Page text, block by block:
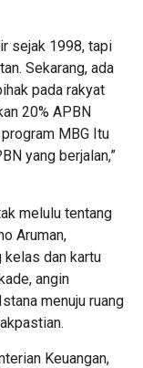
sejak 1998, tapi
Sekarang, ada
pada rakyat
20% APBN
MBG Itu
yang berjalan,”
melulu tentang
Aruman,
dan kartu
angin
menuju ruang
Keuangan,